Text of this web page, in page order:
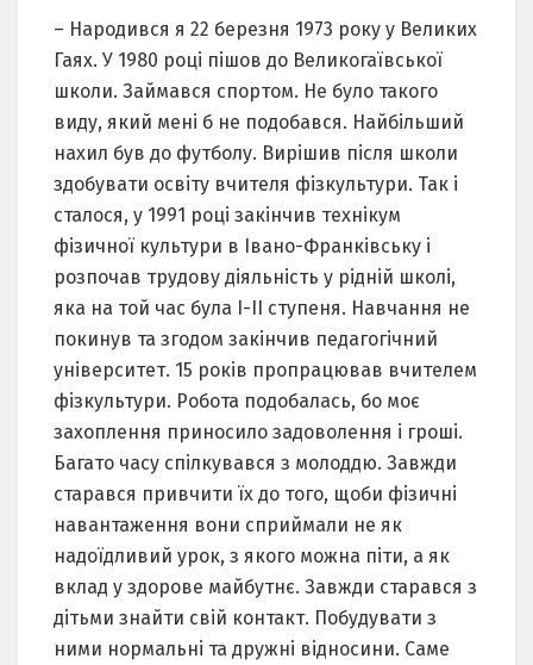
– Народився я 22 березня 1973 року у Великих
Гаях. У 1980 році пішов до Великогаївської
школи. Займався спортом. Не було такого
виду, який мені б не подобався. Найбільший
нахил був до футболу. Вирішив після школи
здобувати освіту вчителя фізкультури. Так і
сталося, у 1991 році закінчив технікум
фізичної культури в Івано-Франківську і
розпочав трудову діяльність у рідній школі,
яка на той час була І-ІІ ступеня. Навчання не
покинув та згодом закінчив педагогічний
університет. 15 років пропрацював вчителем
фізкультури. Робота подобалась, бо моє
захоплення приносило задоволення і гроші.
Багато часу спілкувався з молоддю. Завжди
старався привчити їх до того, щоби фізичні
навантаження вони сприймали не як
надоїдливий урок, з якого можна піти, а як
вклад у здорове майбутнє. Завжди старався з
дітьми знайти свій контакт. Побудувати з
ними нормальні та дружні відносини. Саме